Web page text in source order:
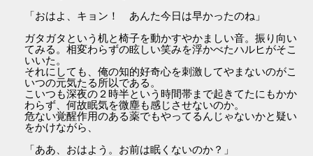
「おはよ、キョン！ あんた今日は早かったのね」
ガタガタという机と椅子を動かすやかましい音。振り向い
てみる。相変わらずの眩しい笑みを浮かべたハルヒがそこ
いいた。
それにしても、俺の知的好奇心を刺激してやまないのがこ
いつの元気たる所以である。
こいつも深夜の２時半という時間帯まで起きてたにもかか
わらず、何故眠気を微塵も感じさせないのか。
危ない覚醒作用のある薬でもやってるんじゃないかと疑い
をかけながら、
「ああ、おはよう。お前は眠くないのか？」